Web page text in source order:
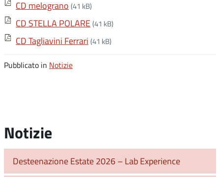
CD melograno (41 kB)
CD STELLA POLARE(41 kB)
CD Tagliavini Ferrari (41 kB)
Pubblicato in Notizie
Notizie
Desteenazione Estate 2026 – Lab Experience